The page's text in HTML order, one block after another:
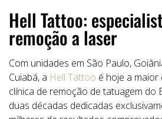
Hell Tattoo:
remoção a laser
Com unidades em São Paulo,
Cuiabá, a Hell Tattoo é hoje a maior
clínica de remoção de tatuagem do
duas décadas dedicadas